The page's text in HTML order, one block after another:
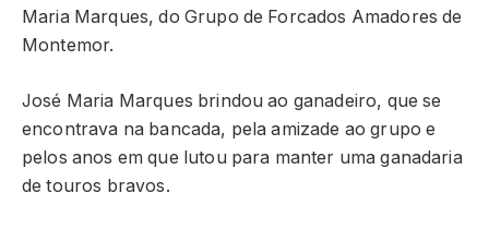
Maria Marques, do Grupo de Forcados Amadores de
Montemor.
José Maria Marques brindou ao ganadeiro, que se
encontrava na bancada, pela amizade ao grupo e
pelos anos em que lutou para manter uma ganadaria
de touros bravos.